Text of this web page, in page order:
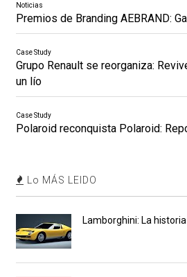
Noticias
Premios de Branding AEBRAND:
Case Study
Grupo Renault se reorganiza:
un lío
Case Study
Polaroid reconquista Polaroid:
Lo MÁS LEIDO
Lamborghini: La